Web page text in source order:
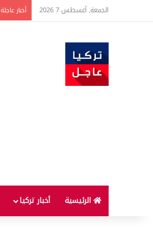
الجمعة, أغسطس 7 2026 أخبار عاجلة
الرئيسية أخبار تركيا